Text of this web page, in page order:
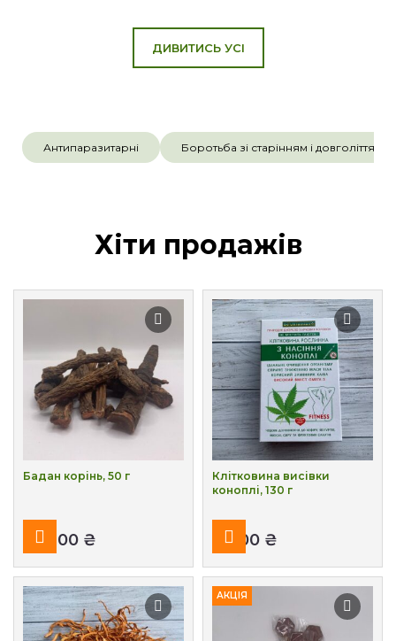
ДИВИТИСЬ УСІ
Антипаразитарні Боротьба зі старінням і довголіття
Хіти продажів
Бадан корінь, 50 г
₴
Клітковина висівки
коноплі, 130 г
₴
АКЦІЯ